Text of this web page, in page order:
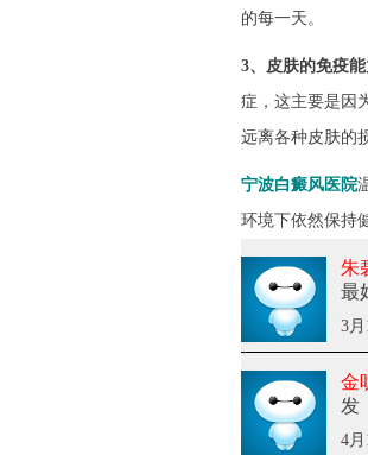
的每一天。
3、皮肤的免疫能
症，这主要是因
远离各种皮肤的
宁波白癜风医院
环境下依然保持
朱
最
3
金
发
4